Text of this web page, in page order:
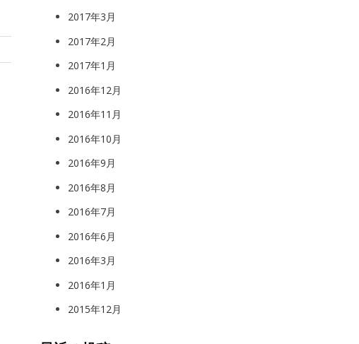
2017年3月
2017年2月
2017年1月
2016年12月
2016年11月
2016年10月
2016年9月
2016年8月
2016年7月
2016年6月
2016年3月
2016年1月
2015年12月